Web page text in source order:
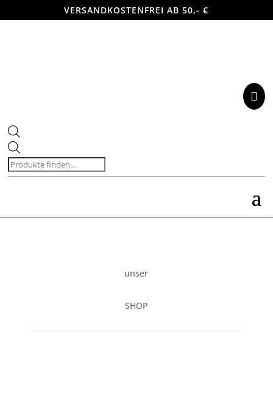
VERSANDKOSTENFREI AB 50,- €
search

unser
SHOP